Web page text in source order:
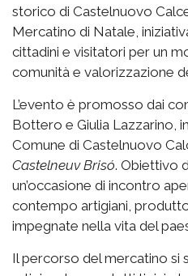
storico di Castelnuovo
Mercatino di Natale,
cittadini e visitatori per un
comunità e valorizzazione
L’evento è promosso dai
Bottero e Giulia Lazzarino,
Comune di Castelnuovo
Castelneuv Brisó. Obiettivo
un’occasione di incontro
contempo artigiani,
impegnate nella vita del
Il percorso del mercatino si